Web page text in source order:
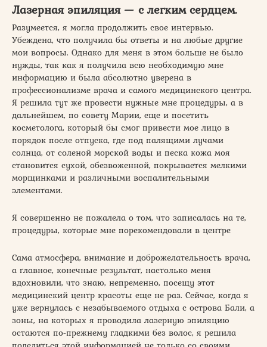
Лазерная эпиляция — с легким сердцем.
Разумеется, я могла продолжить свое интервью.
Убеждена, что получила бы ответы и на любые другие
мои вопросы. Однако для меня в этом больше не было
нужды, так как я получила всю необходимую мне
информацию и была абсолютно уверена в
профессионализме врача и самого медицинского центра.
Я решила тут же провести нужные мне процедуры, а в
дальнейшем, по совету Марии, еще и посетить
косметолога, который бы смог привести мое лицо в
порядок после отпуска, где под палящими лучами
солнца, от соленой морской воды и песка кожа моя
становится сухой, обезвоженной, покрывается мелкими
морщинками и различными воспалительными
элементами.
Я совершенно не пожалела о том, что записалась на те,
процедуры, которые мне порекомендовали в центре
Сама атмосфера, внимание и доброжелательность врача,
а главное, конечные результат, настолько меня
вдохновили, что знаю, непременно, посещу этот
медицинский центр красоты еще не раз. Сейчас, когда я
уже вернулась с незабываемого отдыха с острова Бали, а
зоны, на которых я проводила лазерную эпиляцию
остаются по-прежнему гладкими без волос, я решила